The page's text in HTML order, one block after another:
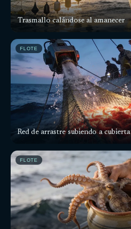
Trasmallo calándose al amanecer
Red de arrastre subiendo a cubierta
FLOTE
FLOTE